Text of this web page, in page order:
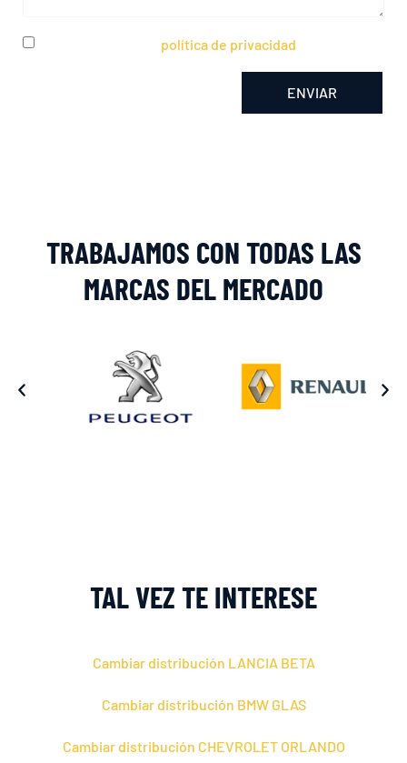
política de privacidad
ENVIAR
TRABAJAMOS CON TODAS LAS
MARCAS DEL MERCADO
TAL VEZ TE INTERESE
Cambiar distribución LANCIA BETA
Cambiar distribución BMW GLAS
Cambiar distribución CHEVROLET ORLANDO